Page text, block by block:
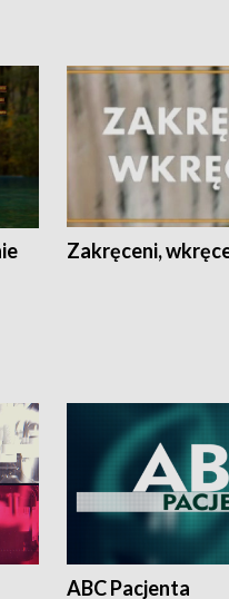
Zakręceni,
ABC Pacjenta